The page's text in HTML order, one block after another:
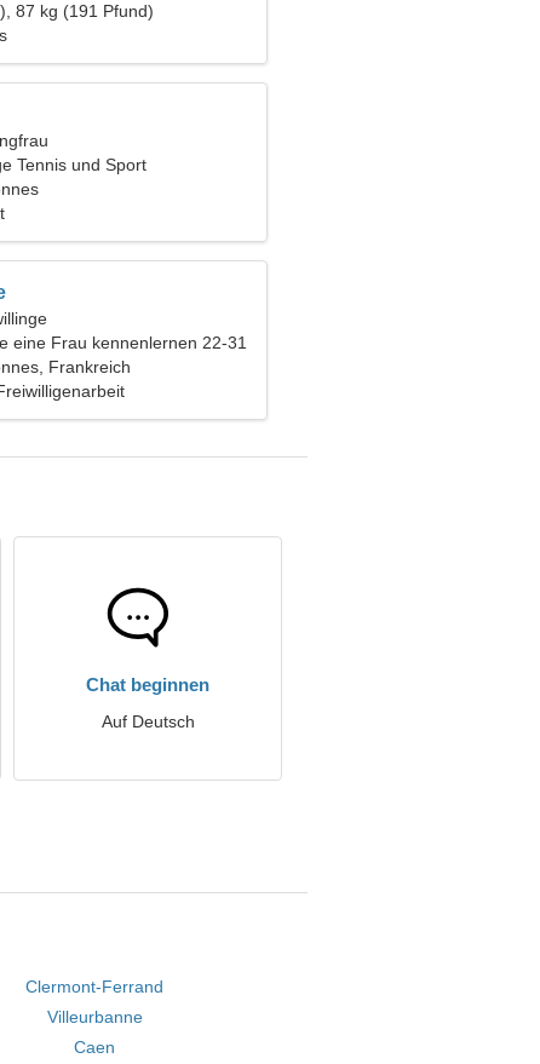
87 kg (191 Pfund)
Tennis und Sport
eine Frau kennenlernen 22-31
Frankreich
Chat beginnen
Auf Deutsch
Clermont-Ferrand
Villeurbanne
Caen